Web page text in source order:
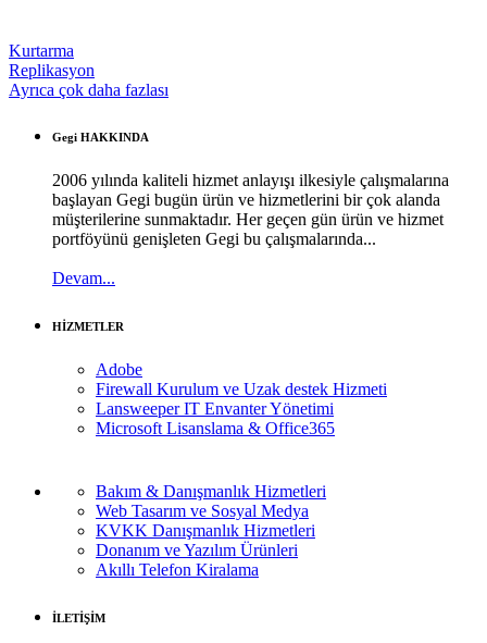
Kurtarma
Replikasyon
Ayrıca çok daha fazlası
Gegi HAKKINDA
2006 yılında kaliteli hizmet anlayışı ilkesiyle çalışmalarına
başlayan Gegi bugün ürün ve hizmetlerini bir çok alanda
müşterilerine sunmaktadır. Her geçen gün ürün ve hizmet
portföyünü genişleten Gegi bu çalışmalarında...
Devam...
HİZMETLER
Adobe
Firewall Kurulum ve Uzak destek Hizmeti
Lansweeper IT Envanter Yönetimi
Microsoft Lisanslama & Office365
Bakım & Danışmanlık Hizmetleri
Web Tasarım ve Sosyal Medya
KVKK Danışmanlık Hizmetleri
Donanım ve Yazılım Ürünleri
Akıllı Telefon Kiralama
İLETİŞİM